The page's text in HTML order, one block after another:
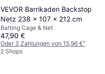
VEVOR Barrikaden Backstop
Netz 238 x 107 x 212 cm
Batting Cage & Net
47,90 €
Oder 3 Zahlungen von 15,96 €¹
2 Shops